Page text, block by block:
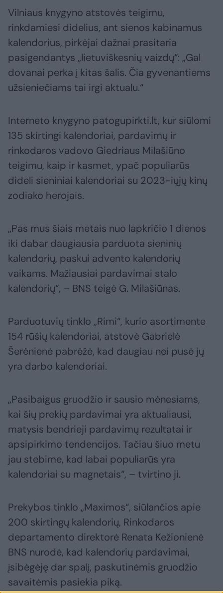
Vilniaus knygyno atstovės teigimu,
rinkdamiesi didelius, ant sienos kabinamus
kalendorius, pirkėjai dažnai prasitaria
pasigendantys „lietuviškesnių vaizdų“: „Gal
dovanai perka į kitas šalis. Čia gyvenantiems
užsieniečiams tai irgi aktualu.“
Interneto knygyno patogupirkti.lt, kur siūlomi
135 skirtingi kalendoriai, pardavimų ir
rinkodaros vadovo Giedriaus Milašiūno
teigimu, kaip ir kasmet, ypač populiarūs
dideli sieniniai kalendoriai su 2023-iųjų kinų
zodiako herojais.
„Pas mus šiais metais nuo lapkričio 1 dienos
iki dabar daugiausia parduota sieninių
kalendorių, paskui advento kalendorių
vaikams. Mažiausiai pardavimai stalo
kalendorių“, – BNS teigė G. Milašiūnas.
Parduotuvių tinklo „Rimi“, kurio asortimente
154 rūšių kalendoriai, atstovė Gabrielė
Šerėnienė pabrėžė, kad daugiau nei pusė jų
yra darbo kalendoriai.
„Pasibaigus gruodžio ir sausio mėnesiams,
kai šių prekių pardavimai yra aktualiausi,
matysis bendrieji pardavimų rezultatai ir
apsipirkimo tendencijos. Tačiau šiuo metu
jau stebime, kad labai populiarūs yra
kalendoriai su magnetais“, – tvirtino ji.
Prekybos tinklo „Maximos“, siūlančios apie
200 skirtingų kalendorių, Rinkodaros
departamento direktorė Renata Kežionienė
BNS nurodė, kad kalendorių pardavimai,
įsibėgėję dar spalį, paskutinėmis gruodžio
savaitėmis pasiekia piką.